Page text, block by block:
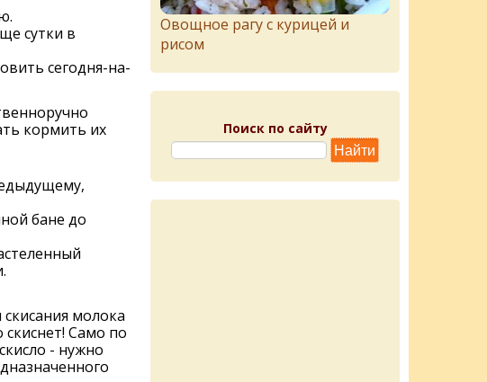
сутки в
сегодня-на-
кормить их
бане до
молока
Само по
- нужно
Овощное рагу с курицей и
рисом
Поиск по сайту